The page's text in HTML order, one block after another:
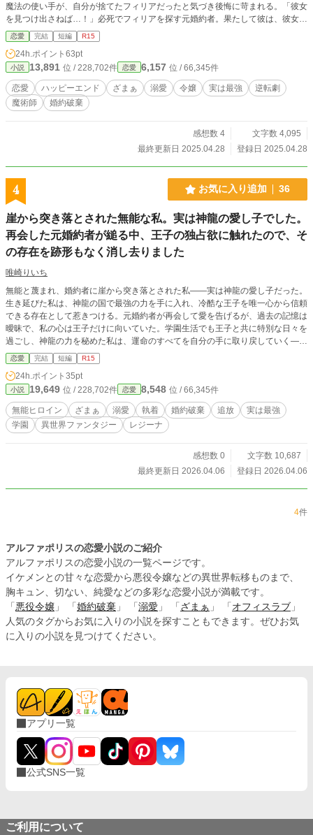
魔法の使い手が、自分が捨てたフィリアだったと気づき後悔に苛まれる。「彼女
を見つけ出さねば…！」必死でフィリアを探す元婚約者。果たして彼は、彼女に
許されるのか？
恋愛 完結 短編 R15
24h.ポイント 63pt
小説 13,891 位 / 228,702件 恋愛 6,157 位 / 66,345件
恋愛 ハッピーエンド ざまぁ 溺愛 令嬢 実は最強
逆転劇
魔術師
婚約破棄
感想数 4
文字数 4,095
最終更新日 2025.04.28
登録日 2025.04.28
4 お気に入り追加 36
崖から突き落とされた無能な私。実は神龍の愛し子でした。
再会した元婚約者が縋る中、王子の独占欲に触れたので、そ
の存在を跡形もなく消し去りました
唯崎りいち
無能と蔑まれ、婚約者に崖から突き落とされた私――実は神龍の愛し子だった。
生き延びた私は、神龍の国で最強の力を手に入れ、冷酷な王子を唯一心から信頼
できる存在として惹きつける。元婚約者が再会して愛を告げるが、過去の記憶は
曖昧で、私の心は王子だけに向いていた。学園生活でも王子と共に特別な日々を
過ごし、神龍の力を秘めた私は、運命のすべてを自分の手に取り戻していく―
―。無能と呼ばれた少女の逆転劇、愛と魔力の学園ファンタジー。
恋愛 完結 短編 R15
24h.ポイント 35pt
小説 19,649 位 / 228,702件 恋愛 8,548 位 / 66,345件
無能ヒロイン ざまぁ 溺愛 執着 婚約破棄 追放
実は最強
学園
異世界ファンタジー レジーナ
感想数 0
文字数 10,687
最終更新日 2026.04.06
登録日 2026.04.06
4件
アルファポリスの恋愛小説のご紹介
アルファポリスの恋愛小説の一覧ページです。
イケメンとの甘々な恋愛から悪役令嬢などの異世界転移ものまで、
胸キュン、切ない、純愛などの多彩な恋愛小説が満載です。
「 悪役令嬢 」 「 婚約破棄 」 「 溺愛 」 「 ざまぁ 」 「 オフィスラブ 」
人気のタグからお気に入りの小説を探すこともできます。ぜひお気
に入りの小説を見つけてください。
アプリ一覧
公式SNS一覧
ご利用について